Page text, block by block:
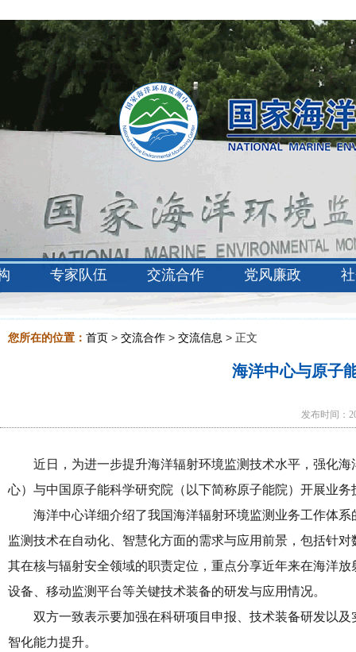
专家队伍 交流合作 党风廉政
您所在的位置： 首页 > 交流合作 > 交流信息 > 正文
海洋中心与原子
发布时间：
近日，为进一步提升海洋辐射环境监测技术水平，强化
心）与中国原子能科学研究院（以下简称原子能院）开展业务
海洋中心详细介绍了我国海洋辐射环境监测业务工作体
监测技术在自动化、智慧化方面的需求与应用前景，包括针
其在核与辐射安全领域的职责定位，重点分享近年来在海洋
设备、移动监测平台等关键技术装备的研发与应用情况。
双方一致表示要加强在科研项目申报、技术装备研发以
智化能力提升。